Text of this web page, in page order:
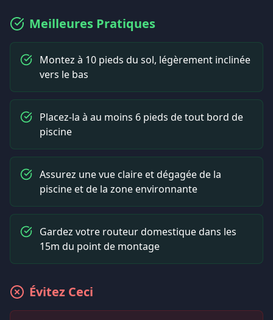
Meilleures Pratiques
Montez à 10 pieds du sol, légèrement inclinée
vers le bas
Placez-la à au moins 6 pieds de tout bord de
piscine
Assurez une vue claire et dégagée de la
piscine et de la zone environnante
Gardez votre routeur domestique dans les
15m du point de montage
Évitez Ceci